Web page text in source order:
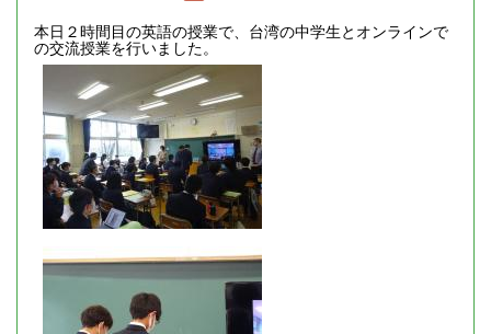
本日２時間目の英語の授業で、台湾の中学生とオンラインで
の交流授業を行いました。